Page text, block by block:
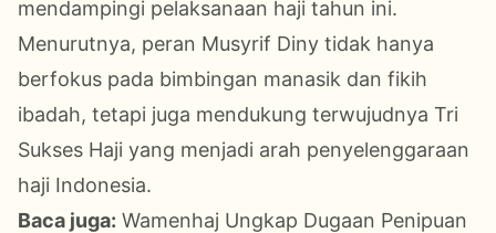
mendampingi pelaksanaan haji tahun ini.
Menurutnya, peran Musyrif Diny tidak hanya
berfokus pada bimbingan manasik dan fikih
ibadah, tetapi juga mendukung terwujudnya Tri
Sukses Haji yang menjadi arah penyelenggaraan
haji Indonesia.
Baca juga: Wamenhaj Ungkap Dugaan Penipuan